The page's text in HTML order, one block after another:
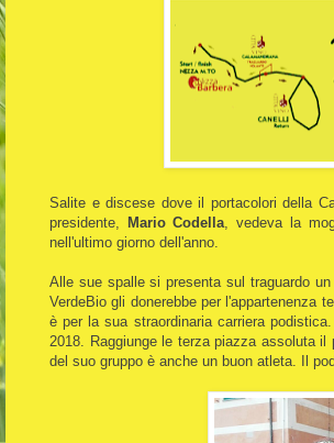
Salite e discese dove il portacolori della
presidente,
Mario Codella , vedeva la
nell'ultimo giorno dell'anno.
Alle sue spalle si presenta sul traguardo
VerdeBio gli donerebbe per l'appartenenza
è per la sua straordinaria carriera
2018. Raggiunge le terza piazza assoluta il
del suo gruppo è anche un buon atleta. Il